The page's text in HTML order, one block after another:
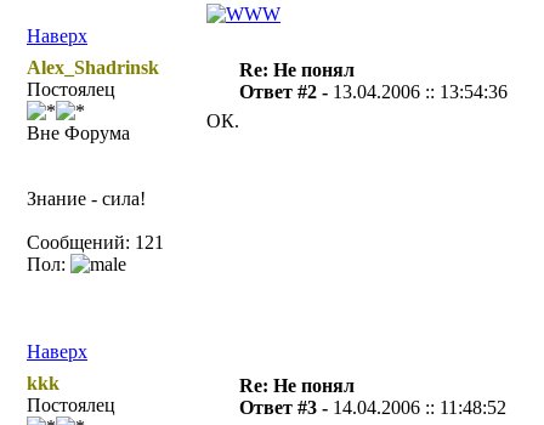
Наверх
Alex_Shadrinsk
Постоялец
Вне Форума
Знание - сила!
Сообщений: 121
Пол:
Re: Не понял
Ответ #2 - 13.04.2006 :: 13:54:36
ОК.
Наверх
kkk
Постоялец
Re: Не понял
Ответ #3 - 14.04.2006 :: 11:48:52